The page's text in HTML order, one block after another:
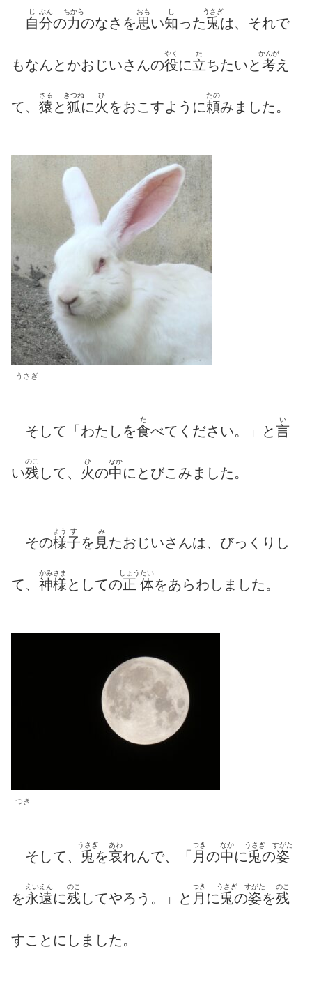
自
じ
分
ぶん
の力
ちから
のなさを思
おも
い知
し
った兎
うさぎ
は、それで
もなんとかおじいさんの役
やく
に立
た
ちたいと考
かんが
え
て、 猿
さる
と狐
きつね
に火
ひ
をおこすように頼
たの
みました。
うさぎ
そして「わたしを食
た
べてください。」と言
い
い残
のこ
して、 火
ひ
の中
なか
にとびこみました。
その様
よう
子
す
を 見
み
たおじいさんは、びっくりし
て、 神様
かみさま
としての正
しょう
体
たい
をあらわしました。
つき
そして、 兎
うさぎ
を哀
あわ
れんで、「 月
つき
の中
なか
に兎
うさぎ
の姿
すがた
を永遠
えいえん
に残
のこ
してやろう。」と 月
つき
に兎
うさぎ
の姿
すがた
を残
のこ
すことにしました。